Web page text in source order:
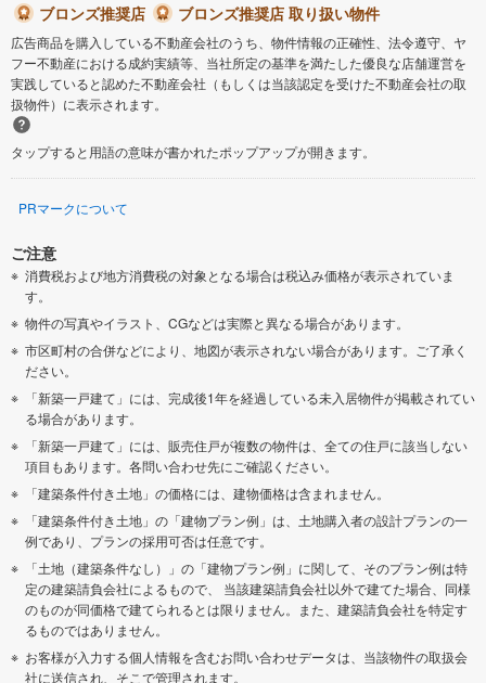
ブロンズ推奨店
ブロンズ推奨店 取り扱い物件
広告商品を購入している不動産会社のうち、物件情報の正確性、法令遵守、ヤ
フー不動産における成約実績等、当社所定の基準を満たした優良な店舗運営を
実践していると認めた不動産会社（もしくは当該認定を受けた不動産会社の取
扱物件）に表示されます。
タップすると用語の意味が書かれたポップアップが開きます。
PRマークについて
ご注意
消費税および地方消費税の対象となる場合は税込み価格が表示されていま
す。
物件の写真やイラスト、CGなどは実際と異なる場合があります。
市区町村の合併などにより、地図が表示されない場合があります。ご了承く
ださい。
「新築一戸建て」には、完成後1年を経過している未入居物件が掲載されてい
る場合があります。
「新築一戸建て」には、販売住戸が複数の物件は、全ての住戸に該当しない
項目もあります。各問い合わせ先にご確認ください。
「建築条件付き土地」の価格には、建物価格は含まれません。
「建築条件付き土地」の「建物プラン例」は、土地購入者の設計プランの一
例であり、プランの採用可否は任意です。
「土地（建築条件なし）」の「建物プラン例」に関して、そのプラン例は特
定の建築請負会社によるもので、 当該建築請負会社以外で建てた場合、同様
のものが同価格で建てられるとは限りません。また、建築請負会社を特定す
るものではありません。
お客様が入力する個人情報を含むお問い合わせデータは、当該物件の取扱会
社に送信され、そこで管理されます。